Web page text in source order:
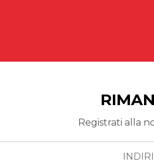
Registrati alla